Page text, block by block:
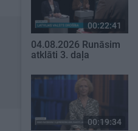
00:22:41
04.08.2026 Runāsim
atklāti 3. daļa
00:19:34